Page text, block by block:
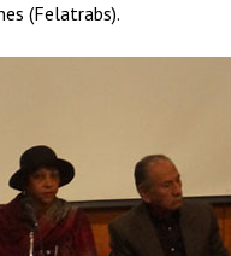
(Felatrabs).